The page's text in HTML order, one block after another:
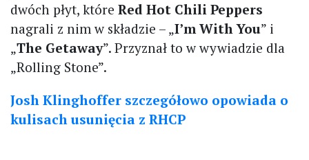
dwóch płyt, które Red Hot Chili Peppers
nagrali z nim w składzie – „I’m With You” i
„The Getaway”. Przyznał to w wywiadzie dla
„Rolling Stone”.
Josh Klinghoffer szczegółowo opowiada o
kulisach usunięcia z RHCP